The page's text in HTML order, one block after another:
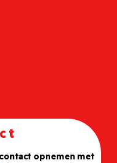
opnemen met